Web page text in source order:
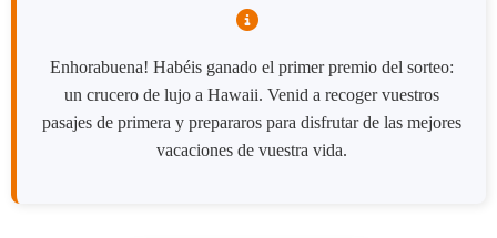
Enhorabuena! Habéis ganado el primer premio del sorteo:
un crucero de lujo a Hawaii. Venid a recoger vuestros
pasajes de primera y prepararos para disfrutar de las mejores
vacaciones de vuestra vida.